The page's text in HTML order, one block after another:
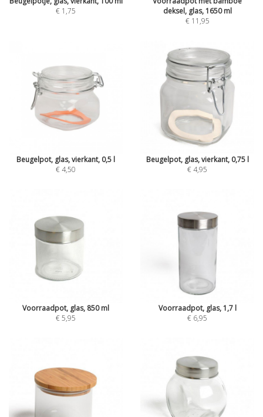
€ 1,75
deksel, glas, 1650 ml
€ 11,95
Beugelpot, glas, vierkant, 0,5 l
€ 4,50
Beugelpot, glas, vierkant, 0,75 l
€ 4,95
Voorraadpot, glas, 850 ml
€ 5,95
Voorraadpot, glas, 1,7 l
€ 6,95